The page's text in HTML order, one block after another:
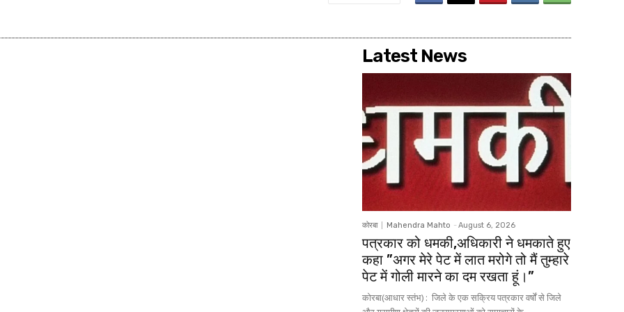
Latest News
कोरबा Mahendra Mahto - August 6, 2026
पत्रकार को धमकी,अधिकारी ने धमकाते हुए
कहा ”अगर मेरे पेट में लात मरोगे तो मैं तुम्हारे
पेट में गोली मारने का दम रखता हूं।”
कोरबा(आधार स्तंभ) : जिले के एक सक्रिय पत्रकार वर्षों से जिले